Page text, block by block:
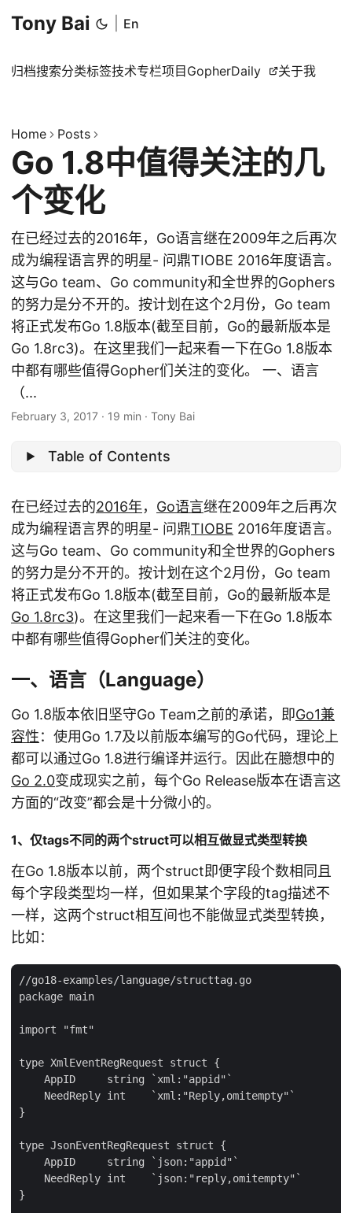
Tony Bai En
归档搜索分类标签技术专栏项目 GopherDaily 关于我
Home Posts
Go 1.8中值得关注的几
个变化
在已经过去的2016年，Go语言继在2009年之后再次
成为编程语言界的明星- 问鼎TIOBE 2016年度语言。
这与Go team、Go community和全世界的Gophers
的努力是分不开的。按计划在这个2月份，Go team
将正式发布Go 1.8版本(截至目前，Go的最新版本是
Go 1.8rc3)。在这里我们一起来看一下在Go 1.8版本
中都有哪些值得Gopher们关注的变化。 一、语言
（...
February 3, 2017 · 19 min · Tony Bai
Table of Contents
在已经过去的2016年， Go语言继在2009年之后再次
成为编程语言界的明星- 问鼎TIOBE 2016年度语言。
这与Go team、Go community和全世界的Gophers
的努力是分不开的。按计划在这个2月份，Go team
将正式发布Go 1.8版本(截至目前，Go的最新版本是
Go 1.8rc3)。在这里我们一起来看一下在Go 1.8版本
中都有哪些值得Gopher们关注的变化。
一、语言（Language）
Go 1.8版本依旧坚守Go Team之前的承诺，即Go1兼
容性：使用Go 1.7及以前版本编写的Go代码，理论上
都可以通过Go 1.8进行编译并运行。因此在臆想中的
Go 2.0变成现实之前，每个Go Release版本在语言这
方面的“改变”都会是十分微小的。
1、仅tags不同的两个struct可以相互做显式类型转换
在Go 1.8版本以前，两个struct即便字段个数相同且
每个字段类型均一样，但如果某个字段的tag描述不
一样，这两个struct相互间也不能做显式类型转换，
比如：
//go18-examples/language/structtag.go
package main
import "fmt"
type XmlEventRegRequest struct {
    AppID     string `xml:"appid"`
    NeedReply int    `xml:"Reply,omitempty"`
}
type JsonEventRegRequest struct {
    AppID     string `json:"appid"`
    NeedReply int    `json:"reply,omitempty"`
}